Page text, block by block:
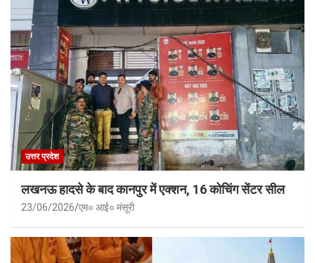
उत्तर प्रदेश
लखनऊ हादसे के बाद कानपुर में एक्शन, 16 कोचिंग सेंटर सील
23/06/2026 एम० आई० मंसूरी